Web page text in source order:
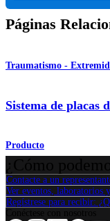
Páginas
Traumatismo -
Sistema de
Producto
Contacte a un
Ver eventos, laboratorios
Regístrese para recibir: